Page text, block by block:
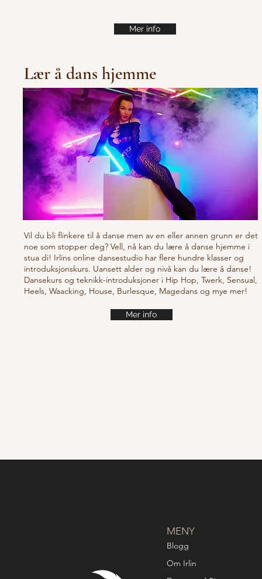
Mer info
Lær å dans hjemme
Vil du bli flinkere til å danse men av en eller annen grunn er det
noe som stopper deg? Vell, nå kan du lære å danse hjemme i
stua di! Irlins online dansestudio har flere hundre klasser og
introduksjonskurs. Uansett alder og nivå kan du lære å danse!
Dansekurs og teknikk-introduksjoner i Hip Hop, Twerk, Sensual,
Heels, Waacking, House, Burlesque, Magedans og mye mer!
Mer info
MENY
Blogg
Om Irlin